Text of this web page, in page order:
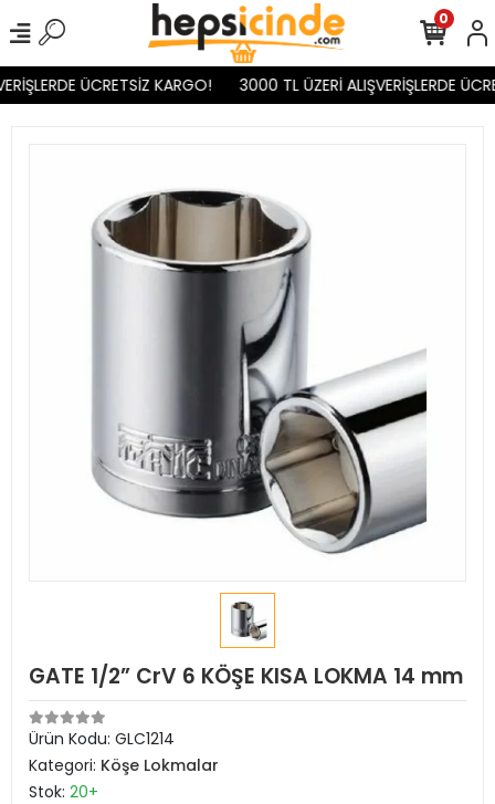
ÜCRETSİZ KARGO! 3000 TL ÜZERİ ALIŞVERİŞLERDE
0
GATE 1/2” CrV 6 KÖŞE KISA LOKMA 14 mm
Ürün Kodu: GLC1214
Kategori: Köşe Lokmalar
Stok: 20+